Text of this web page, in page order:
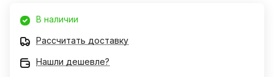
В наличии
Рассчитать доставку
Нашли дешевле?